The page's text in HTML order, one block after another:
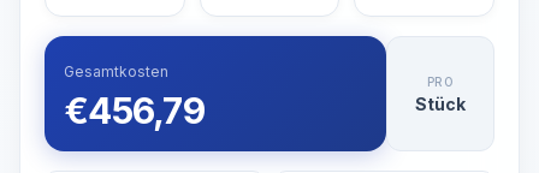
Gesamtkosten
€456,79
PRO
Stück